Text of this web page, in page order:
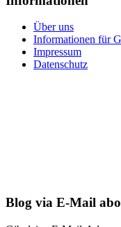
Über uns
Informationen für
Impressum
Datenschutz
Blog via E-Mail